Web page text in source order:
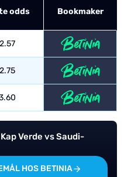
odds Bookmaker
2.57
2.75
Verde vs Saudi-
HOS BETINIA